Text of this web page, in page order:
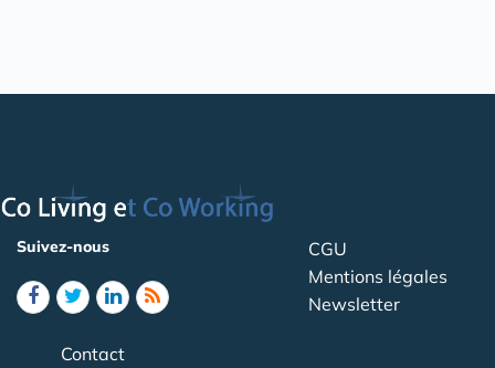
Suivez-nous
CGU
Mentions légales
Newsletter
Contact